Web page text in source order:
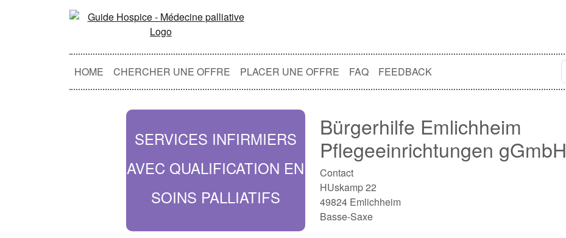
HOME CHERCHER UNE OFFRE PLACER UNE OFFRE FAQ FEEDBACK
SERVICES INFIRMIERS
AVEC QUALIFICATION EN
SOINS PALLIATIFS
Bürgerhilfe Emlichheim
Pflegeeinrichtungen gGmbH
Contact
HUskamp 22
49824 Emlichheim
Basse-Saxe